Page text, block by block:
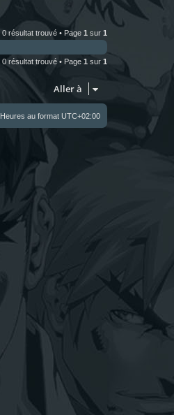
0 résultat trouvé • Page 1 sur 1
0 résultat trouvé • Page 1 sur 1
Aller à
Heures au format UTC+02:00